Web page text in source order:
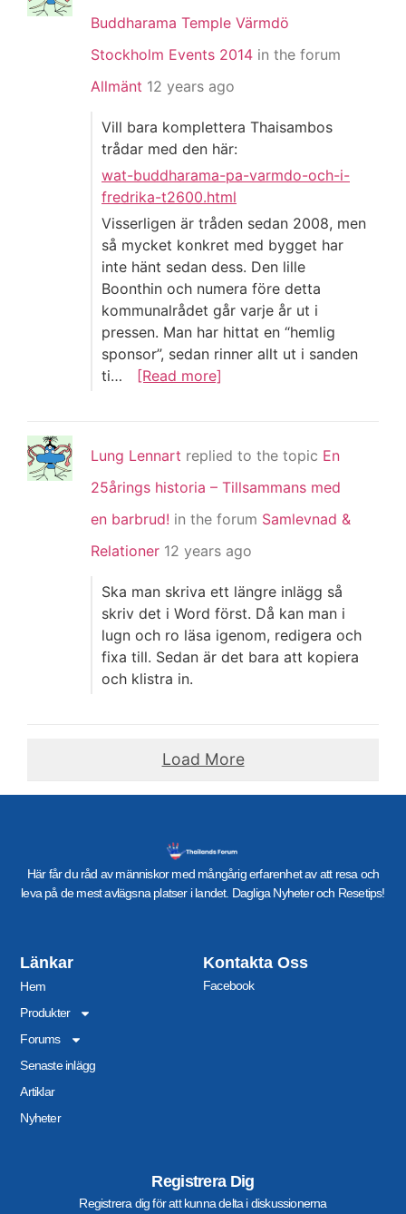
Buddharama Temple Värmdö
Stockholm Events 2014 in the forum
Allmänt 12 years ago
Vill bara komplettera Thaisambos
trådar med den här:
wat-buddharama-pa-varmdo-och-i-
fredrika-t2600.html
Visserligen är tråden sedan 2008, men
så mycket konkret med bygget har
inte hänt sedan dess. Den lille
Boonthin och numera före detta
kommunalrådet går varje år ut i
pressen. Man har hittat en “hemlig
sponsor”, sedan rinner allt ut i sanden
ti…
[Read more]
Lung Lennart replied to the topic En
25årings historia – Tillsammans med
en barbrud! in the forum Samlevnad &
Relationer 12 years ago
Ska man skriva ett längre inlägg så
skriv det i Word först. Då kan man i
lugn och ro läsa igenom, redigera och
fixa till. Sedan är det bara att kopiera
och klistra in.
Load More
Här får du råd av människor med mångårig erfarenhet av att resa och
leva på de mest avlägsna platser i landet. Dagliga Nyheter och Resetips!
Länkar
Hem
Produkter
Forums
Senaste inlägg
Artiklar
Nyheter
Kontakta Oss
Facebook
Registrera Dig
Registrera dig för att kunna delta i diskussionerna